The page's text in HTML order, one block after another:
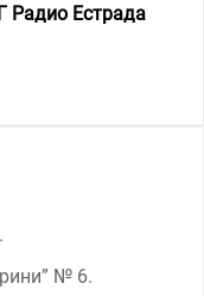
Радио Естрада
.
№ 6.